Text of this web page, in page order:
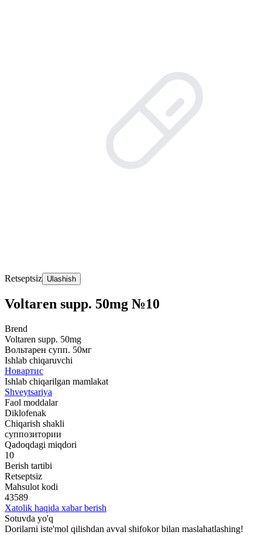
Retseptsiz Ulashish
Voltaren supp. 50mg №10
Brend
Voltaren supp. 50mg
Вольтарен супп. 50мг
Ishlab chiqaruvchi
Новартис
Ishlab chiqarilgan mamlakat
Shveytsariya
Faol moddalar
Diklofenak
Chiqarish shakli
суппозитории
Qadoqdagi miqdori
10
Berish tartibi
Retseptsiz
Mahsulot kodi
43589
Xatolik haqida xabar berish
Sotuvda yo'q
Dorilarni iste'mol qilishdan avval shifokor bilan maslahatlashing!